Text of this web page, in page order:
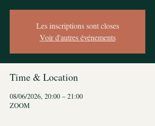
Les inscriptions sont closes
Voir d'autres événements
Time & Location
08/06/2026, 20:00 – 21:00
ZOOM